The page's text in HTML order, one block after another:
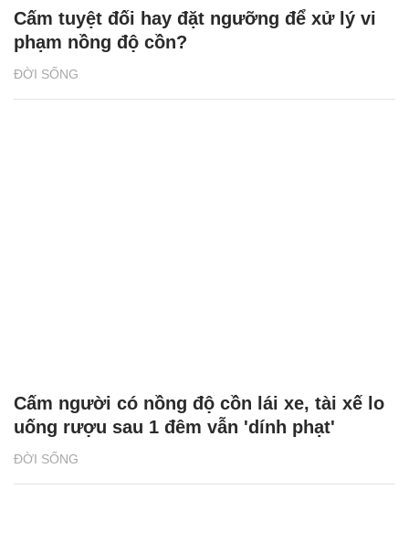
ĐỜI SỐNG
Cấm tuyệt đối hay đặt ngưỡng để xử lý vi
phạm nồng độ cồn?
ĐỜI SỐNG
Cấm người có nồng độ cồn lái xe, tài xế lo
uống rượu sau 1 đêm vẫn 'dính phạt'